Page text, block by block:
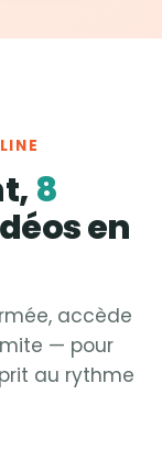
8
en
accède
— pour
au rythme